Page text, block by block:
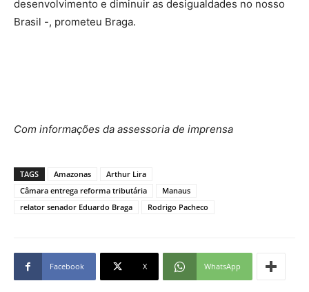
desenvolvimento e diminuir as desigualdades no nosso
Brasil -, prometeu Braga.
Com informações da assessoria de imprensa
TAGS Amazonas
Arthur Lira
Câmara entrega reforma tributária
Manaus
relator senador Eduardo Braga
Rodrigo Pacheco
Facebook X WhatsApp